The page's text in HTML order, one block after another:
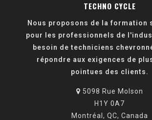
TECHNO CYCLE
Nous proposons de la formation
pour les professionnels de
besoin de techniciens
répondre aux exigences de
pointues des clients.
5098 Rue Molson
H1Y 0A7
Montréal, QC, Canada